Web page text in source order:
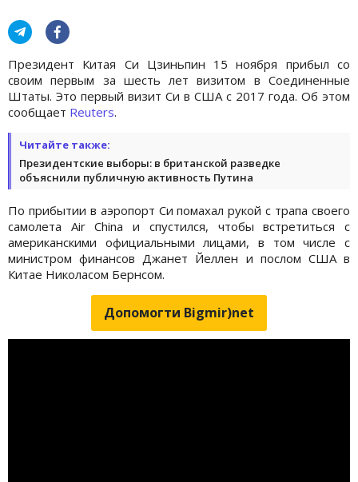
Президент Китая Си Цзиньпин 15 ноября прибыл со
своим первым за шесть лет визитом в Соединенные
Штаты. Это первый визит Си в США с 2017 года. Об этом
сообщает Reuters.
Читайте также:
Президентские выборы: в британской разведке
объяснили публичную активность Путина
По прибытии в аэропорт Си помахал рукой с трапа своего
самолета Air China и спустился, чтобы встретиться с
американскими официальными лицами, в том числе с
министром финансов Джанет Йеллен и послом США в
Китае Николасом Бернсом.
Допомогти Bigmir)net